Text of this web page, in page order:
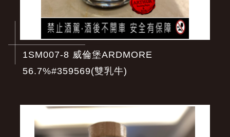
1SM007-8 威倫堡ARDMORE
56.7%#359569(雙乳牛)